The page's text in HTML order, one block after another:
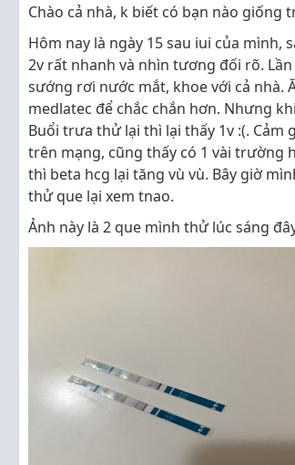
Chào cả nhà, k biết có bạn nào giống
Hôm nay là ngày 15 sau iui của mình,
2v rất nhanh và nhìn tương đối rõ.
sướng rơi nước mắt, khoe với cả nhà.
medlatec để chắc chắn hơn. Nhưng
Buổi trưa thử lại thì lại thấy 1v :(.
trên mạng, cũng thấy có 1 vài trường
thì beta hcg lại tăng vù vù. Bây giờ
thử que lại xem tnao.
Ảnh này là 2 que mình thử lúc sáng